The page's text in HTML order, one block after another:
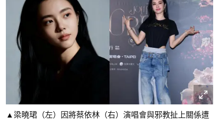
▲梁曉珺（左）因將蔡依林（右）演唱會與邪教扯上關係遭